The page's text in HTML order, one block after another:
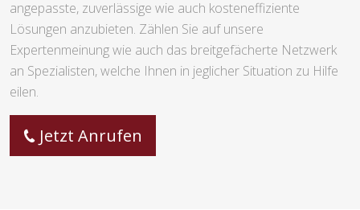
angepasste, zuverlässige wie auch kosteneffiziente
Lösungen anzubieten. Zählen Sie auf unsere
Expertenmeinung wie auch das breitgefächerte Netzwerk
an Spezialisten, welche Ihnen in jeglicher Situation zu Hilfe
eilen.
Jetzt Anrufen